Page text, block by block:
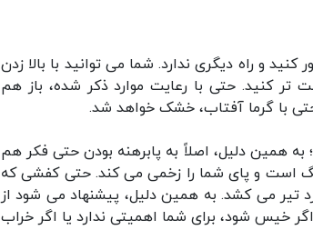
و راه دیگری ندارد. شما می توانید با بالا زدن
تر کنید. حتی با رعایت موارد ذکر شده، باز هم
با گرما آفتاب، خشک خواهد شد.
به همین دلیل، اصلاً به پابرهنه بودن حتی فکر هم
است و پای شما را زخمی می کند. حتی کفشی که
تیر می کشد. به همین دلیل، پیشنهاد می شود از
خیس شود، برای شما اهمیتی ندارد یا اگر خراب